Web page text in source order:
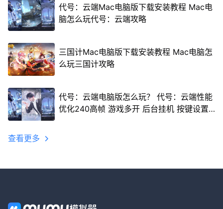
代号：云端Mac电脑版下载安装教程 Mac电
脑怎么玩代号：云端攻略
三国计Mac电脑版下载安装教程 Mac电脑怎
么玩三国计攻略
代号：云端电脑版怎么玩？ 代号：云端性能
优化240高帧 游戏多开 后台挂机 按键设置
查看更多